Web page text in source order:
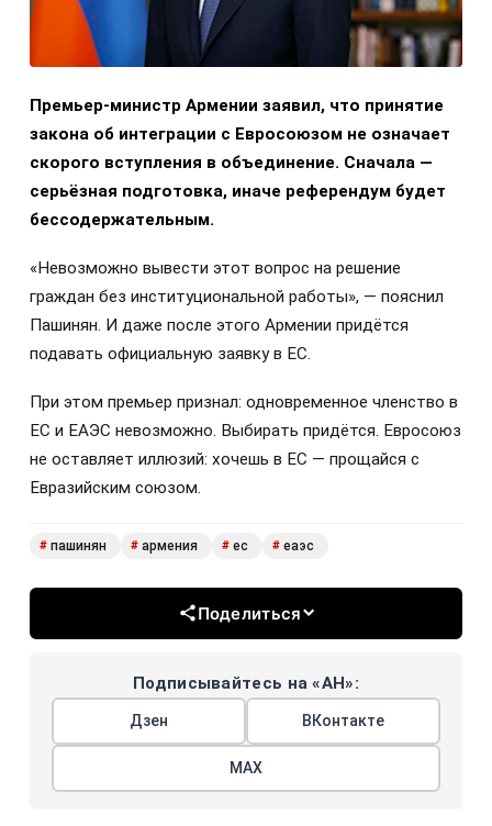
Премьер-министр Армении заявил, что принятие
закона об интеграции с Евросоюзом не означает
скорого вступления в объединение. Сначала —
серьёзная подготовка, иначе референдум будет
бессодержательным.
«Невозможно вывести этот вопрос на решение
граждан без институциональной работы», — пояснил
Пашинян. И даже после этого Армении придётся
подавать официальную заявку в ЕС.
При этом премьер признал: одновременное членство в
ЕС и ЕАЭС невозможно. Выбирать придётся. Евросоюз
не оставляет иллюзий: хочешь в ЕС — прощайся с
Евразийским союзом.
# пашинян # армения # ес # еаэс
Поделиться
Подписывайтесь на «АН»:
Дзен ВКонтакте
МАХ